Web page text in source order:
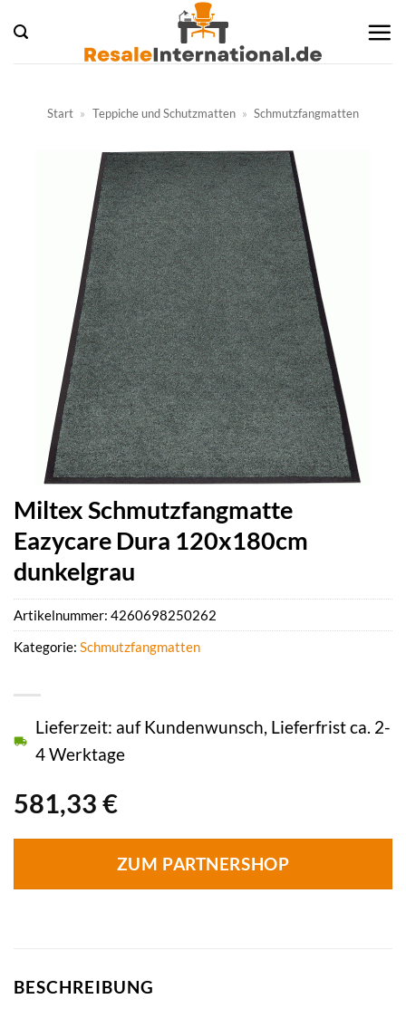
Inhalt
springen
Start » Teppiche und Schutzmatten » Schmutzfangmatten
Miltex Schmutzfangmatte
Eazycare Dura 120x180cm
dunkelgrau
581,33 €
Lieferzeit: auf Kundenwunsch, Lieferfrist ca. 2-
4 Werktage
ZUM PARTNERSHOP
Artikelnummer: 4260698250262
Kategorie: Schmutzfangmatten
BESCHREIBUNG